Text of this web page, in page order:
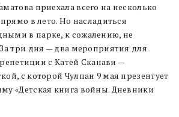
приехала всего на несколько
в лето. Но насладиться
в парке, к сожалению, не
три дня — два мероприятия для
с Катей Сканави —
с которой Чулпан 9 мая презентует
«Детская книга войны. Дневники